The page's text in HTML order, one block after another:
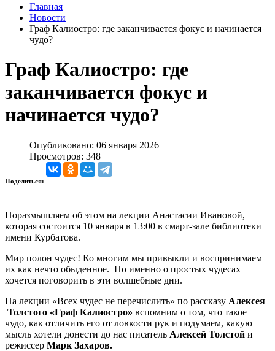
Главная
Новости
Граф Калиостро: где заканчивается фокус и начинается
чудо?
Граф Калиостро: где
заканчивается фокус и
начинается чудо?
Опубликовано: 06 января 2026
Просмотров: 348
Поделиться:
Поразмышляем об этом на лекции Анастасии Ивановой,
которая состоится 10 января в 13:00 в смарт-зале библиотеки
имени Курбатова.
Мир полон чудес! Ко многим мы привыкли и воспринимаем
их как нечто обыденное. Но именно о простых чудесах
хочется поговорить в эти волшебные дни.
На лекции «Всех чудес не перечислить» по рассказу Алексея
Толстого «Граф Калиостро» вспомним о том, что такое
чудо, как отличить его от ловкости рук и подумаем, какую
мысль хотели донести до нас писатель Алексей Толстой и
режиссер Марк Захаров.